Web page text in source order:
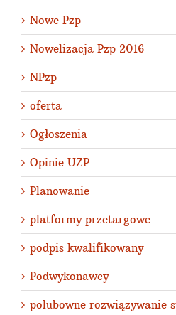
Nowe Pzp
Nowelizacja Pzp 2016
NPzp
oferta
Ogłoszenia
Opinie UZP
Planowanie
platformy przetargowe
podpis kwalifikowany
Podwykonawcy
polubowne rozwiązywanie